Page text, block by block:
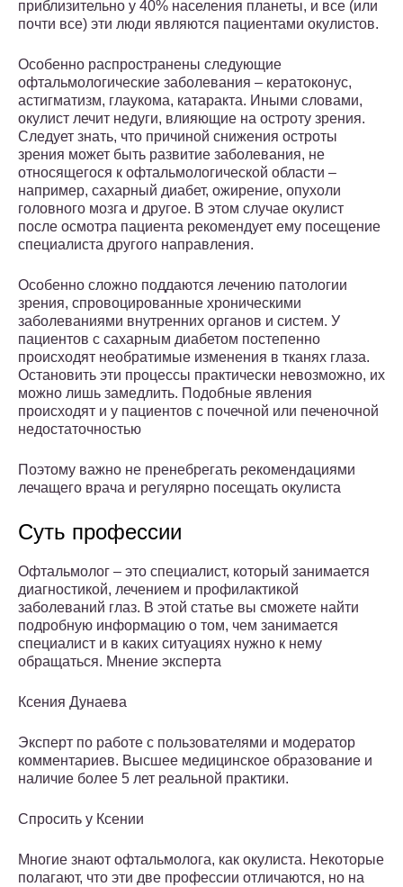
приблизительно у 40% населения планеты, и все (или
почти все) эти люди являются пациентами окулистов.
Особенно распространены следующие
офтальмологические заболевания – кератоконус,
астигматизм, глаукома, катаракта. Иными словами,
окулист лечит недуги, влияющие на остроту зрения.
Следует знать, что причиной снижения остроты
зрения может быть развитие заболевания, не
относящегося к офтальмологической области –
например, сахарный диабет, ожирение, опухоли
головного мозга и другое. В этом случае окулист
после осмотра пациента рекомендует ему посещение
специалиста другого направления.
Особенно сложно поддаются лечению патологии
зрения, спровоцированные хроническими
заболеваниями внутренних органов и систем. У
пациентов с сахарным диабетом постепенно
происходят необратимые изменения в тканях глаза.
Остановить эти процессы практически невозможно, их
можно лишь замедлить. Подобные явления
происходят и у пациентов с почечной или печеночной
недостаточностью
Поэтому важно не пренебрегать рекомендациями
лечащего врача и регулярно посещать окулиста
Суть профессии
Офтальмолог – это специалист, который занимается
диагностикой, лечением и профилактикой
заболеваний глаз. В этой статье вы сможете найти
подробную информацию о том, чем занимается
специалист и в каких ситуациях нужно к нему
обращаться. Мнение эксперта
Ксения Дунаева
Эксперт по работе с пользователями и модератор
комментариев. Высшее медицинское образование и
наличие более 5 лет реальной практики.
Спросить у Ксении
Многие знают офтальмолога, как окулиста. Некоторые
полагают, что эти две профессии отличаются, но на